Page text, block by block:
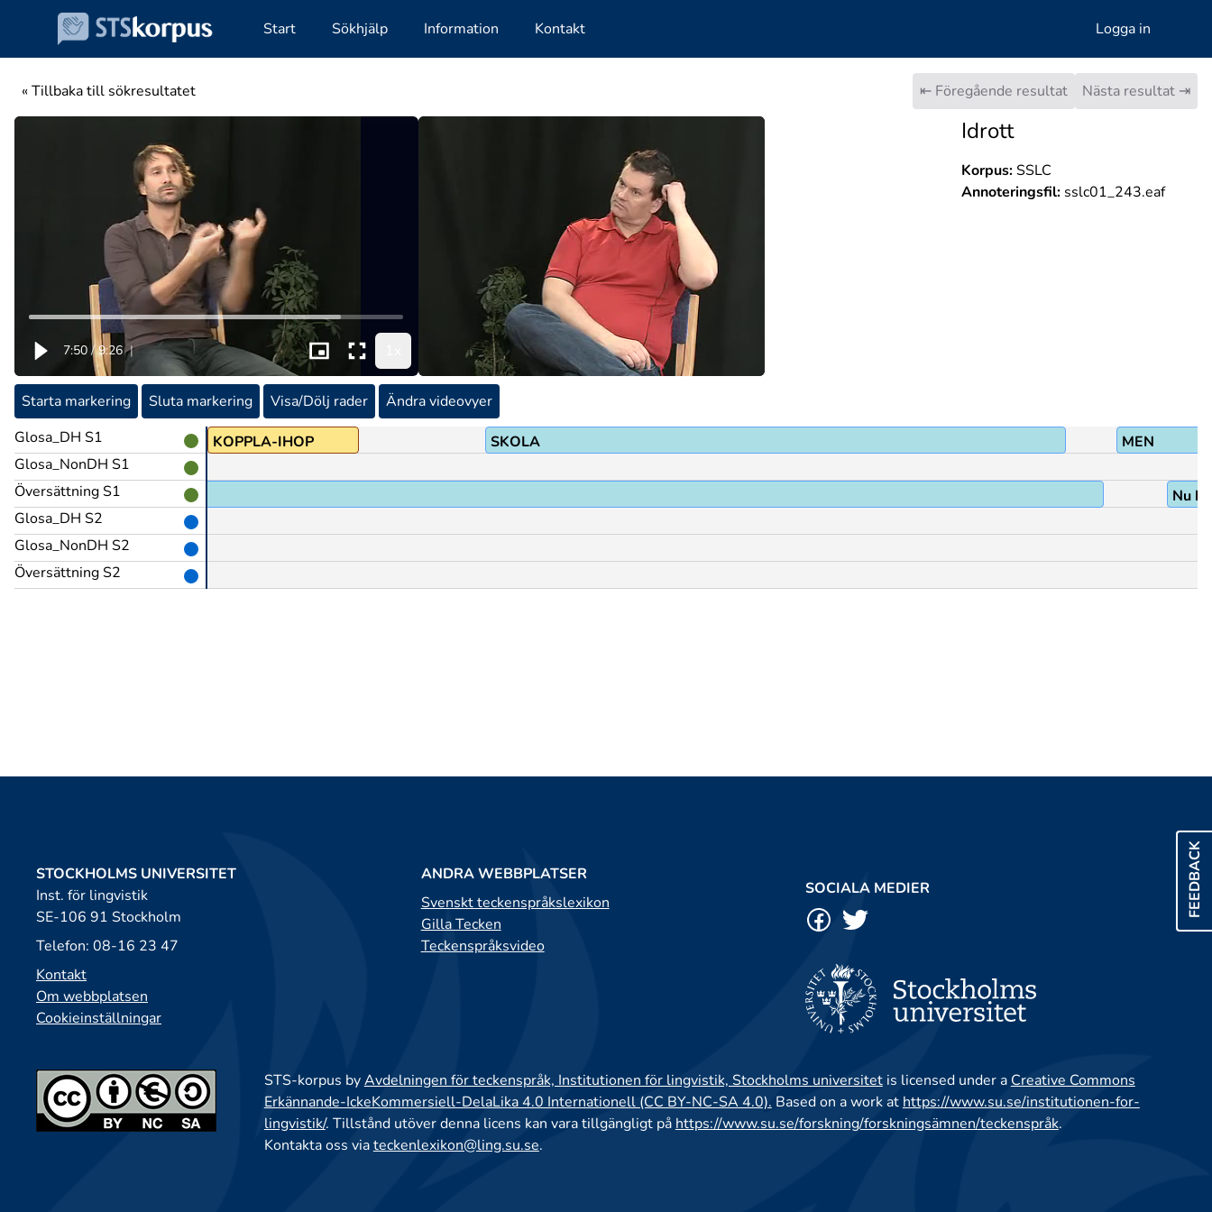
Start Sökhjälp Information Kontakt Logga in
« Tillbaka till sökresultatet ⇤ Föregående resultat Nästa resultat ⇥
7:50 / 9:26 |
Idrott
Korpus:SSLC
Annoteringsfil:sslc01_243.eaf
Starta markering Sluta markering Visa/Dölj rader
Ändra videovyer
Glosa_DH S1
Glosa_NonDH S1
Översättning S1
Glosa_DH S2
Glosa_NonDH S2
Översättning S2
KOPPLA-IHOP SKOLA MEN
Nu
FEEDBACK
STOCKHOLMS UNIVERSITET
Inst. för lingvistik
SE-106 91 Stockholm
Telefon: 08-16 23 47
Kontakt
Om webbplatsen
Cookieinställningar
ANDRA WEBBPLATSER
Svenskt teckenspråkslexikon
Gilla Tecken
Teckenspråksvideo
SOCIALA MEDIER
STS-korpus byAvdelningen för teckenspråk, Institutionen för lingvistik, Stockholms universitetis licensed under a Creative Commons
Erkännande-IckeKommersiell-DelaLika 4.0 Internationell (CC BY-NC-SA 4.0). Based on a work at https://www.su.se/institutionen-for-
lingvistik/. Tillstånd utöver denna licens kan vara tillgängligt på https://www.su.se/forskning/forskningsämnen/teckenspråk.
Kontakta oss viateckenlexikon@ling.su.se.